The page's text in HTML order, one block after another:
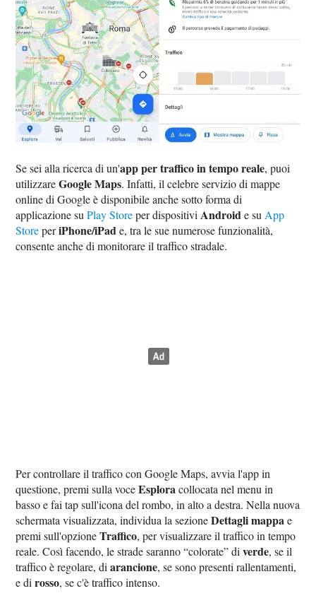
Se sei alla ricerca di un'app per traffico in tempo reale, puoi
utilizzareGoogle Maps. Infatti, il celebre servizio di mappe
online di Google è disponibile anche sotto forma di
applicazione suPlay Storeper dispositivi Android e su App
StoreperiPhone/iPad e, tra le sue numerose funzionalità,
consente anche di monitorare il traffico stradale.
Per controllare il traffico con Google Maps, avvia l'app in
questione, premi sulla voceEsplora collocata nel menu in
basso e fai tap sull'icona del rombo, in alto a destra. Nella nuova
schermata visualizzata, individua la sezioneDettagli mappa e
premi sull'opzioneTraffico, per visualizzare il traffico in tempo
reale. Così facendo, le strade saranno “colorate” diverde, se il
traffico è regolare, diarancione, se sono presenti rallentamenti,
e dirosso, se c'è traffico intenso.